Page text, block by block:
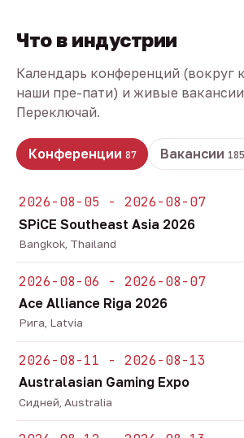
Что в индустрии
Календарь конференций (вокруг
наши пре-пати) и живые
Переключай.
Конференции 87 Вакансии 185
2026-08-05 - 2026-08-07
SPiCE Southeast Asia 2026
Bangkok, Thailand
2026-08-06 - 2026-08-07
Ace Alliance Riga 2026
Рига, Latvia
2026-08-11 - 2026-08-13
Australasian Gaming Expo
Сидней, Australia